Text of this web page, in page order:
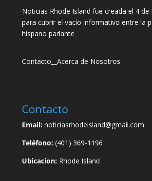
Noticias Rhode Island fue creada el 4 de
para cubrir el vacío informativo entre la
hispano parlante
Contacto Acerca de Nosotros
Contacto
Email:noticiasrhodeisland@gmail.com
Teléfono:(401) 369-1196
Ubicacion:Rhode Island